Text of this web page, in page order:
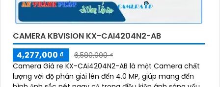
CAMERA KBVISION KX-CAI4204N2-AB
4,277,000 ₫
6,580,000 ₫
Camera Giá re KX-CAi4204N2-AB là một Camera chất
lượng với độ phân giải lên đến 4.0 MP, giúp mang đến